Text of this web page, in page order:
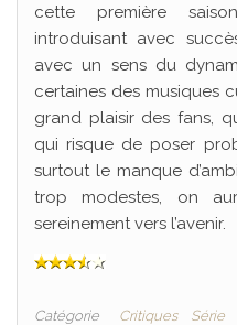
cette première
introduisant avec
avec un sens du
certaines des musiques
grand plaisir des fans,
qui risque de poser
surtout le manque
trop modestes, on
sereinement vers l’avenir.
Catégorie Critiques Série